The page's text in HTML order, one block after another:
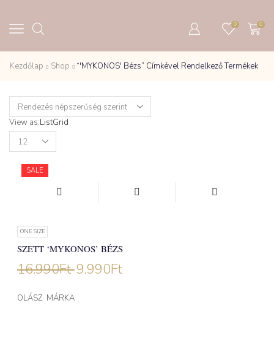
0 0
Kezdőlap Shop “'MYKONOS' Bézs” Címkével Rendelkező Termékek
View as:ListGrid
Products
per
SALE
ONE SIZE
SZETT ‘MYKONOS’ BÉZS
16.990Ft 9.990Ft
OLÁSZ MÁRKA